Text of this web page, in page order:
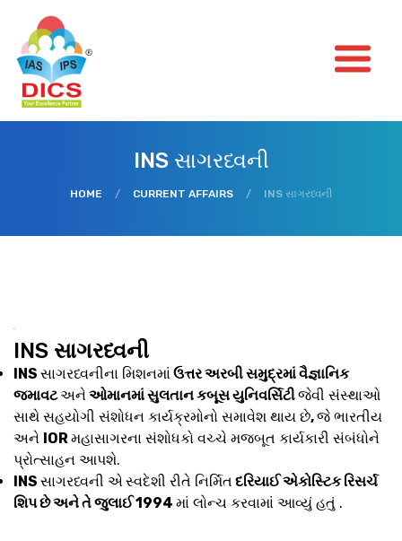
INS સાગરધ્વની
HOME / CURRENT AFFAIRS / INS સાગરધ્વની
INS સાગરધ્વની
INS સાગરધ્વનીના મિશનમાંઉત્તર અરબી સમુદ્રમાં વૈજ્ઞાનિક
જમાવટઅનેઓમાનમાં સુલતાન કબૂસ યુનિવર્સિટીજેવી સંસ્થાઓ
સાથે સહયોગી સંશોધન કાર્યક્રમોનો સમાવેશ થાય છે,જે ભારતીય
અને IORમહાસાગરના સંશોધકો વચ્ચે મજબૂત કાર્યકારી સંબંધોને
પ્રોત્સાહન આપશે.
INS સાગરધ્વની એસ્વદેશી રીતે નિર્મિત દરિયાઈ એકોસ્ટિક રિસર્ચ
શિપ છે અને તે જુલાઈ 1994 માં લોન્ચ કરવામાં આવ્યું હતું .